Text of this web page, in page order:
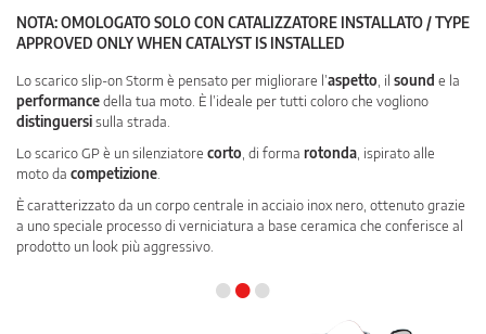
NOTA: OMOLOGATO SOLO CON CATALIZZATORE INSTALLATO / TYPE
APPROVED ONLY WHEN CATALYST IS INSTALLED
Lo scarico slip-on Storm è pensato per migliorare l’aspetto , il sound e la
performancedella tua moto. È l’ideale per tutti coloro che vogliono
distinguersisulla strada.
Lo scarico GP è un silenziatore corto , di forma rotonda , ispirato alle
moto da competizione
È caratterizzato da un corpo centrale in acciaio inox nero, ottenuto grazie
a uno speciale processo di verniciatura a base ceramica che conferisce al
prodotto un look più aggressivo.
•••